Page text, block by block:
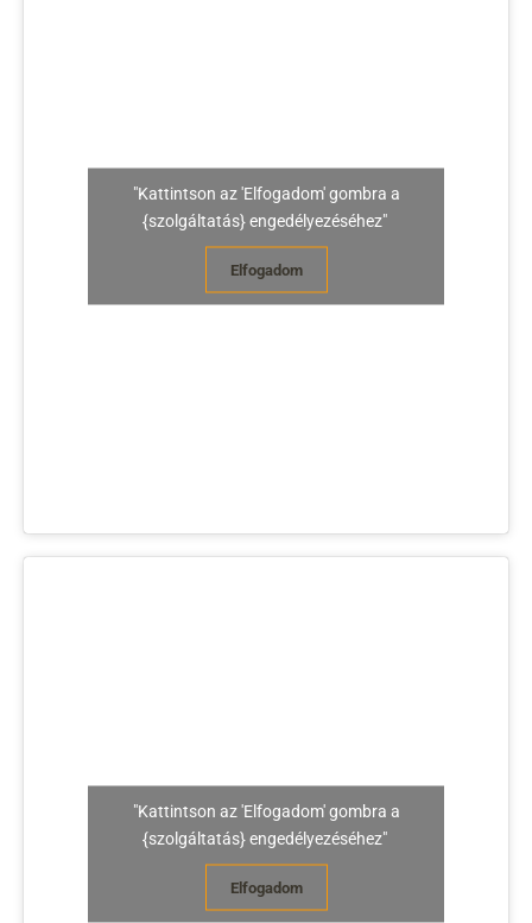
"Kattintson az 'Elfogadom' gombra a
{szolgáltatás} engedélyezéséhez"
Elfogadom
"Kattintson az 'Elfogadom' gombra a
{szolgáltatás} engedélyezéséhez"
Elfogadom